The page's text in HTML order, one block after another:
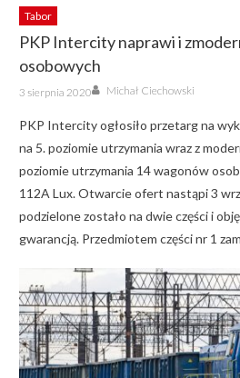
Tabor
PKP Intercity naprawi i
osobowych
Posted
on
3 sierpnia 2020 Author
Michał Ciechowski
PKP Intercity ogłosiło przetarg na
na 5. poziomie utrzymania wraz z
poziomie utrzymania 14 wagonów
112A Lux. Otwarcie ofert nastąpi 3
podzielone zostało na dwie części i
gwarancją. Przedmiotem części nr 1